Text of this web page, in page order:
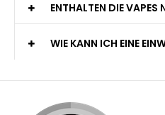
ENTHALTEN DIE VAPES
WIE KANN ICH EINE